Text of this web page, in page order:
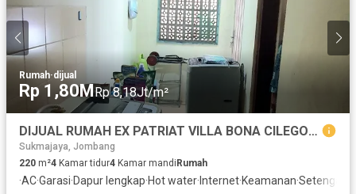
Rumah·dijual
Rp 1,80MRp 8,18Jt/m²
DIJUAL RUMAH EX PATRIAT VILLA BONA CILEGON - BANTEN
Sukmajaya, Jombang
220 m²4 Kamar tidur4 Kamar mandiRumah
·AC·Garasi·Dapur lengkap·Hot water· Internet·Keamanan·Setengah